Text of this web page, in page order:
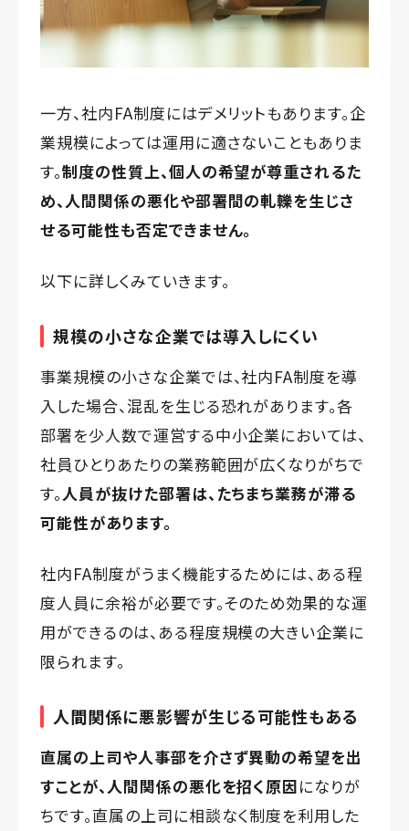
一方、社内FA制度にはデメリットもあります。企
業規模によっては運用に適さないこともありま
す。制度の性質上、個人の希望が尊重されるた
め、人間関係の悪化や部署間の軋轢を生じさ
せる可能性も否定できません。
以下に詳しくみていきます。
規模の小さな企業では導入しにくい
事業規模の小さな企業では、社内FA制度を導
入した場合、混乱を生じる恐れがあります。各
部署を少人数で運営する中小企業においては、
社員ひとりあたりの業務範囲が広くなりがちで
す。人員が抜けた部署は、たちまち業務が滞る
可能性があります。
社内FA制度がうまく機能するためには、ある程
度人員に余裕が必要です。そのため効果的な運
用ができるのは、ある程度規模の大きい企業に
限られます。
人間関係に悪影響が生じる可能性もある
直属の上司や人事部を介さず異動の希望を出
すことが、人間関係の悪化を招く原因になりが
ちです。直属の上司に相談なく制度を利用した